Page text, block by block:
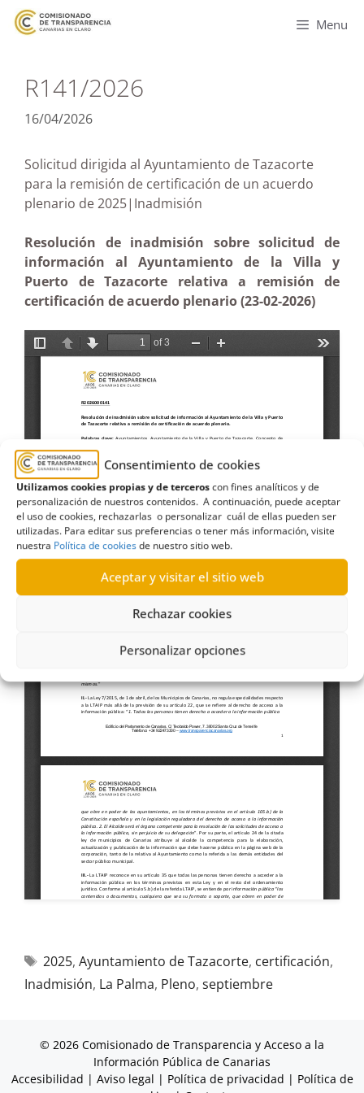
Consentimiento de cookies
Utilizamos cookies propias y de terceroscon fines analíticos y de
personalización de nuestros contenidos. A continuación, puede aceptar
el uso de cookies, rechazarlas o personalizar cuál de ellas pueden ser
utilizadas. Para editar sus preferencias o tener más información, visite
nuestra Política de cookiesde nuestro sitio web.
Aceptar y visitar el sitio web
Rechazar cookies
Personalizar opciones
Menu
R141/2026
16/04/2026
Solicitud dirigida al Ayuntamiento de Tazacorte
para la remisión de certificación de un acuerdo
plenario de 2025|Inadmisión
Resolución de inadmisión sobre solicitud de
información al Ayuntamiento de la Villa y
Puerto de Tazacorte relativa a remisión de
certificación de acuerdo plenario (23-02-2026)
2025, Ayuntamiento de Tazacorte, certificación,
Inadmisión, La Palma, Pleno, septiembre
© 2026 Comisionado de Transparencia y Acceso a la
Información Pública de Canarias
Accesibilidad | Aviso legal | Política de privacidad | Política de